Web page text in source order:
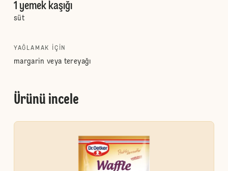
1 yemek kaşığı
süt
YAĞLAMAK IÇIN
margarin veya tereyağı
Ürünü incele